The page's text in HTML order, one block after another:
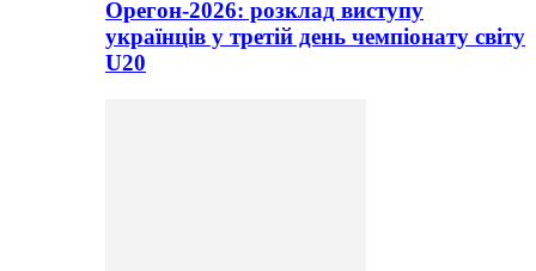
Орегон-2026: розклад виступу
українців у третій день чемпіонату світу
U20